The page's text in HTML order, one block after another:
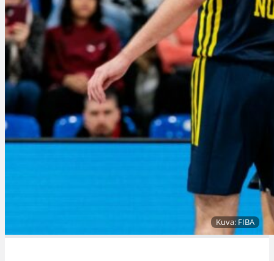
Kuva: FIBA